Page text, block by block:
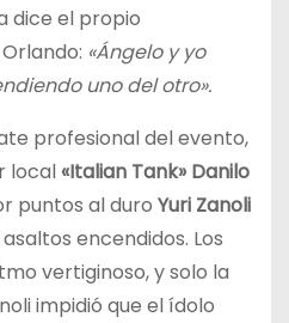
dice el propio
«Ángelo y yo
uno del otro».
profesional del evento,
local«Italian Tank» Danilo
puntos al duro Yuri Zanoli
encendidos. Los
vertiginoso, y solo la
impidió que el ídolo